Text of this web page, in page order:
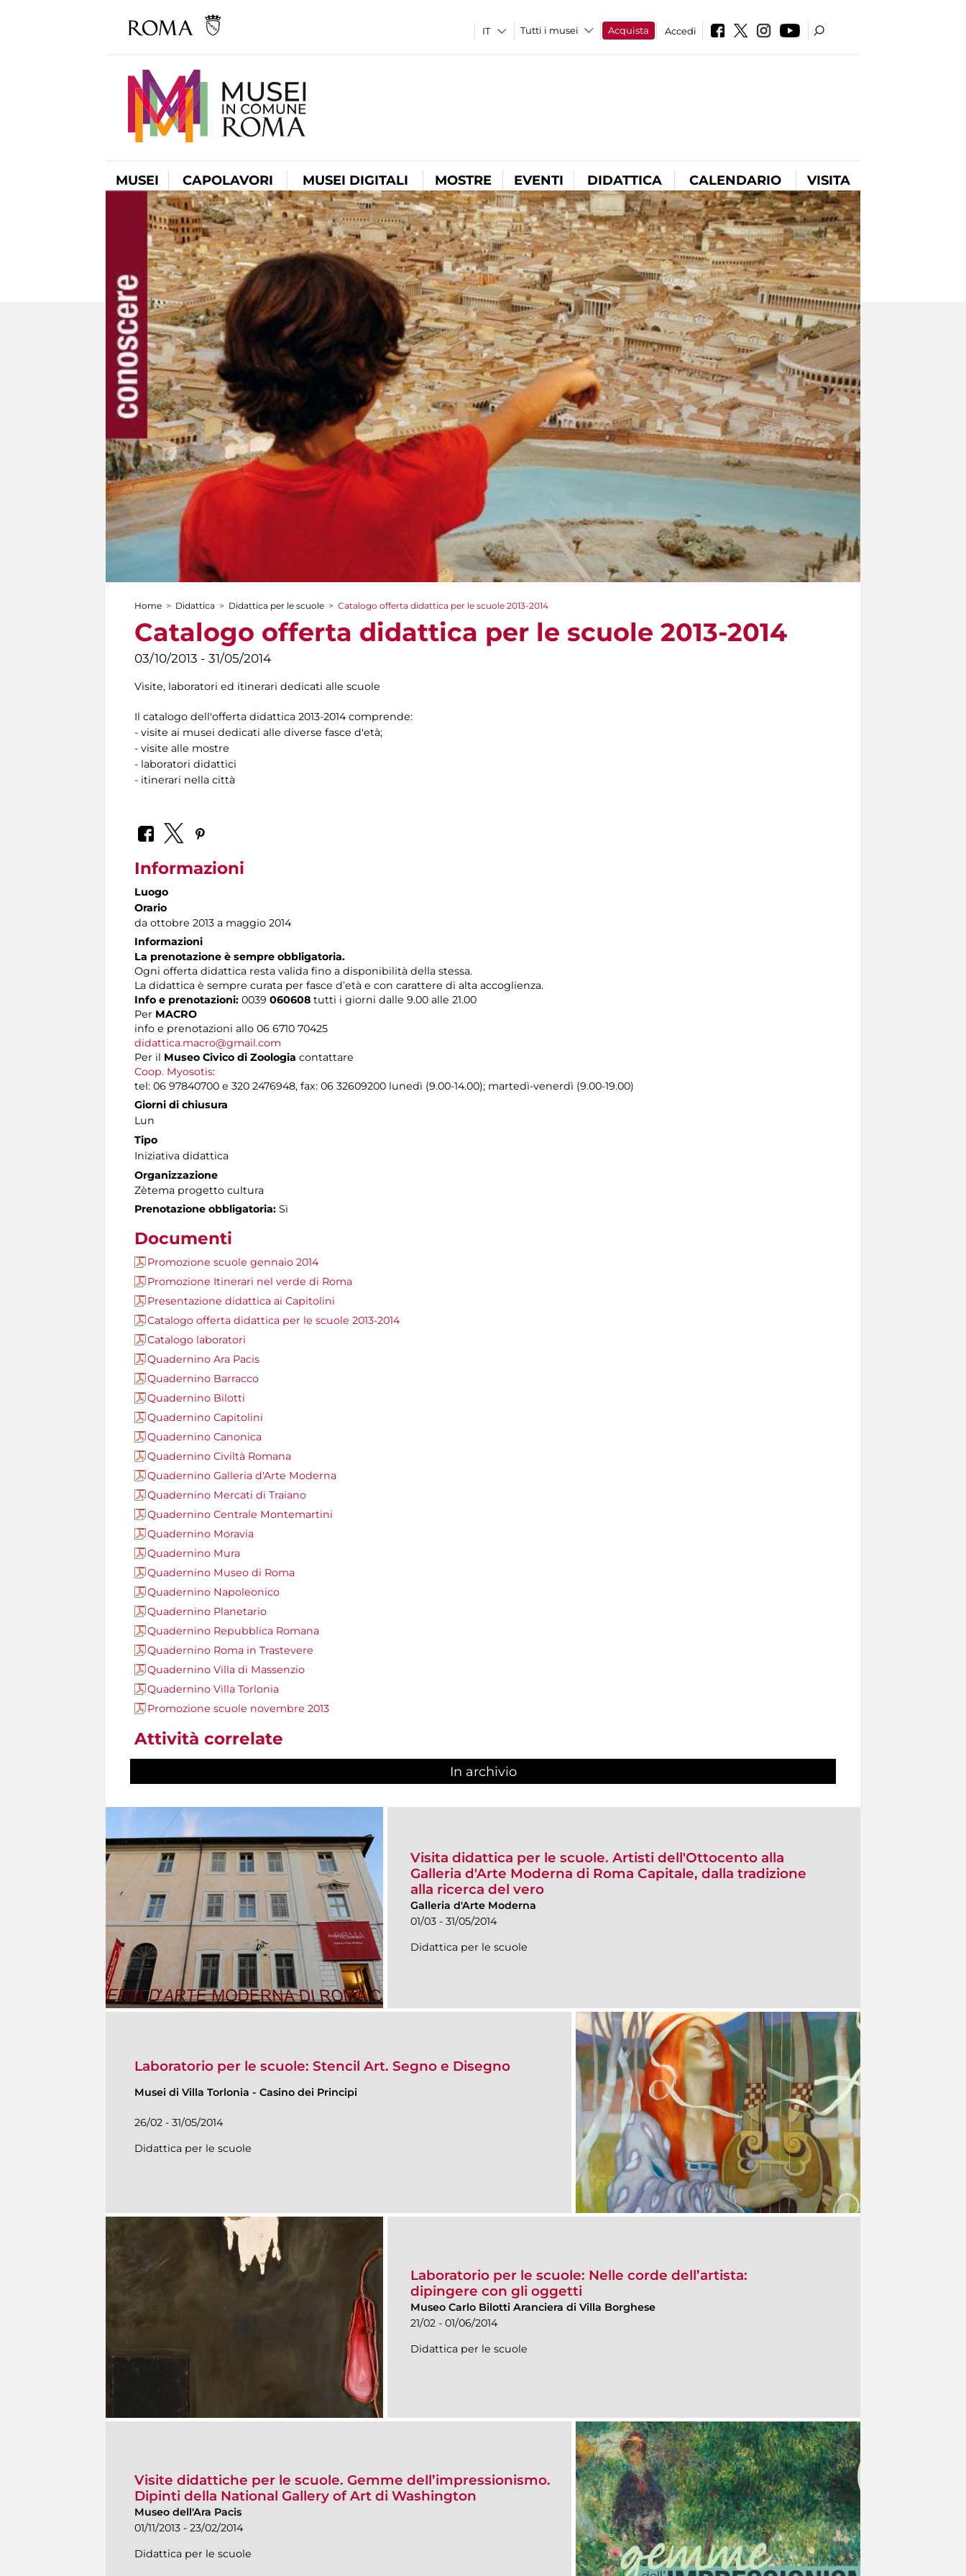
Tutti i musei Acquista Accedi
MUSEI CAPOLAVORI MUSEI DIGITALI MOSTRE EVENTI DIDATTICA CALENDARIO VISITA
Tu sei qui
Home > Didattica > Didattica per le scuole > Catalogo offerta didattica per le scuole 2013-2014
Catalogo offerta didattica per le scuole 2013-2014
03/10/2013 - 31/05/2014
Visite, laboratori ed itinerari dedicati alle scuole
Il catalogo dell'offerta didattica 2013-2014 comprende:
- visite ai musei dedicati alle diverse fasce d'età;
- visite alle mostre
- laboratori didattici
- itinerari nella città
Informazioni
Luogo
Orario
da ottobre 2013 a maggio 2014
Informazioni
La prenotazione è sempre obbligatoria.
Ogni offerta didattica resta valida fino a disponibilità della stessa.
La didattica è sempre curata per fasce d’età e con carattere di alta accoglienza.
Info e prenotazioni: 0039 060608 tutti i giorni dalle 9.00 alle 21.00
Per MACRO
info e prenotazioni allo 06 6710 70425
didattica.macro@gmail.com
Per il Museo Civico di Zoologia contattare
Coop. Myosotis:
tel: 06 97840700 e 320 2476948, fax: 06 32609200 lunedì (9.00-14.00); martedì-venerdì (9.00-19.00)
Giorni di chiusura
Lun
Tipo
Iniziativa didattica
Organizzazione
Zètema progetto cultura
Prenotazione obbligatoria: Sì
Documenti
Promozione scuole gennaio 2014
Promozione Itinerari nel verde di Roma
Presentazione didattica ai Capitolini
Catalogo offerta didattica per le scuole 2013-2014
Catalogo laboratori
Quadernino Ara Pacis
Quadernino Barracco
Quadernino Bilotti
Quadernino Capitolini
Quadernino Canonica
Quadernino Civiltà Romana
Quadernino Galleria d'Arte Moderna
Quadernino Mercati di Traiano
Quadernino Centrale Montemartini
Quadernino Moravia
Quadernino Mura
Quadernino Museo di Roma
Quadernino Napoleonico
Quadernino Planetario
Quadernino Repubblica Romana
Quadernino Roma in Trastevere
Quadernino Villa di Massenzio
Quadernino Villa Torlonia
Promozione scuole novembre 2013
Attività correlate
In archivio
Visita didattica per le scuole. Artisti dell'Ottocento alla
Galleria d'Arte Moderna di Roma Capitale, dalla tradizione
alla ricerca del vero
Galleria d'Arte Moderna
01/03 - 31/05/2014
Didattica per le scuole
Laboratorio per le scuole: Stencil Art. Segno e Disegno
Musei di Villa Torlonia - Casino dei Principi
26/02 - 31/05/2014
Didattica per le scuole
Laboratorio per le scuole: Nelle corde dell’artista:
dipingere con gli oggetti
Museo Carlo Bilotti Aranciera di Villa Borghese
21/02 - 01/06/2014
Didattica per le scuole
Visite didattiche per le scuole. Gemme dell’impressionismo.
Dipinti della National Gallery of Art di Washington
Museo dell'Ara Pacis
01/11/2013 - 23/02/2014
Didattica per le scuole